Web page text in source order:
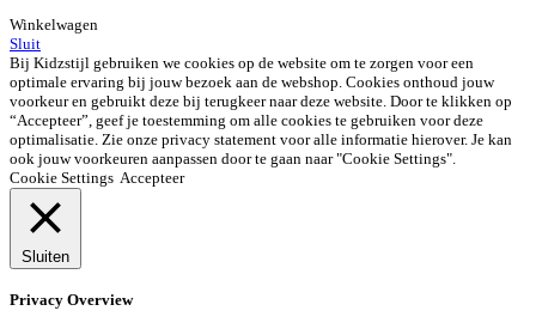
Winkelwagen
Sluit
Bij Kidzstijl gebruiken we cookies op de website om te zorgen voor een
optimale ervaring bij jouw bezoek aan de webshop. Cookies onthoud jouw
voorkeur en gebruikt deze bij terugkeer naar deze website. Door te klikken op
“Accepteer”, geef je toestemming om alle cookies te gebruiken voor deze
optimalisatie. Zie onze privacy statement voor alle informatie hierover. Je kan
ook jouw voorkeuren aanpassen door te gaan naar "Cookie Settings".
Cookie Settings Accepteer
Sluiten
Privacy Overview